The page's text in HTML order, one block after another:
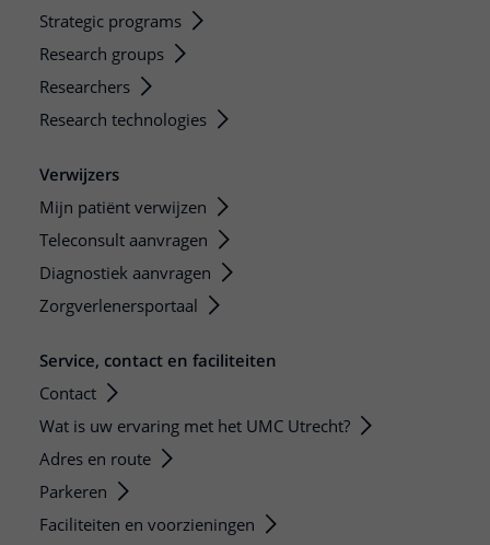
Strategic programs
Research groups
Researchers
Research technologies
Verwijzers
Mijn patiënt verwijzen
Teleconsult aanvragen
Diagnostiek aanvragen
Zorgverlenersportaal
Service, contact en faciliteiten
Contact
Wat is uw ervaring met het UMC Utrecht?
Adres en route
Parkeren
Faciliteiten en voorzieningen